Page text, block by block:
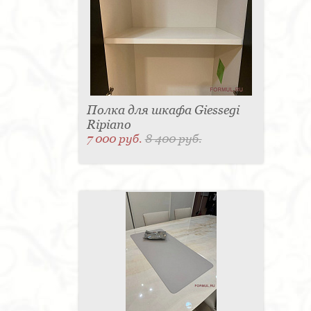
Полка для шкафа Giessegi
Ripiano
7 000 руб.8 400 руб.